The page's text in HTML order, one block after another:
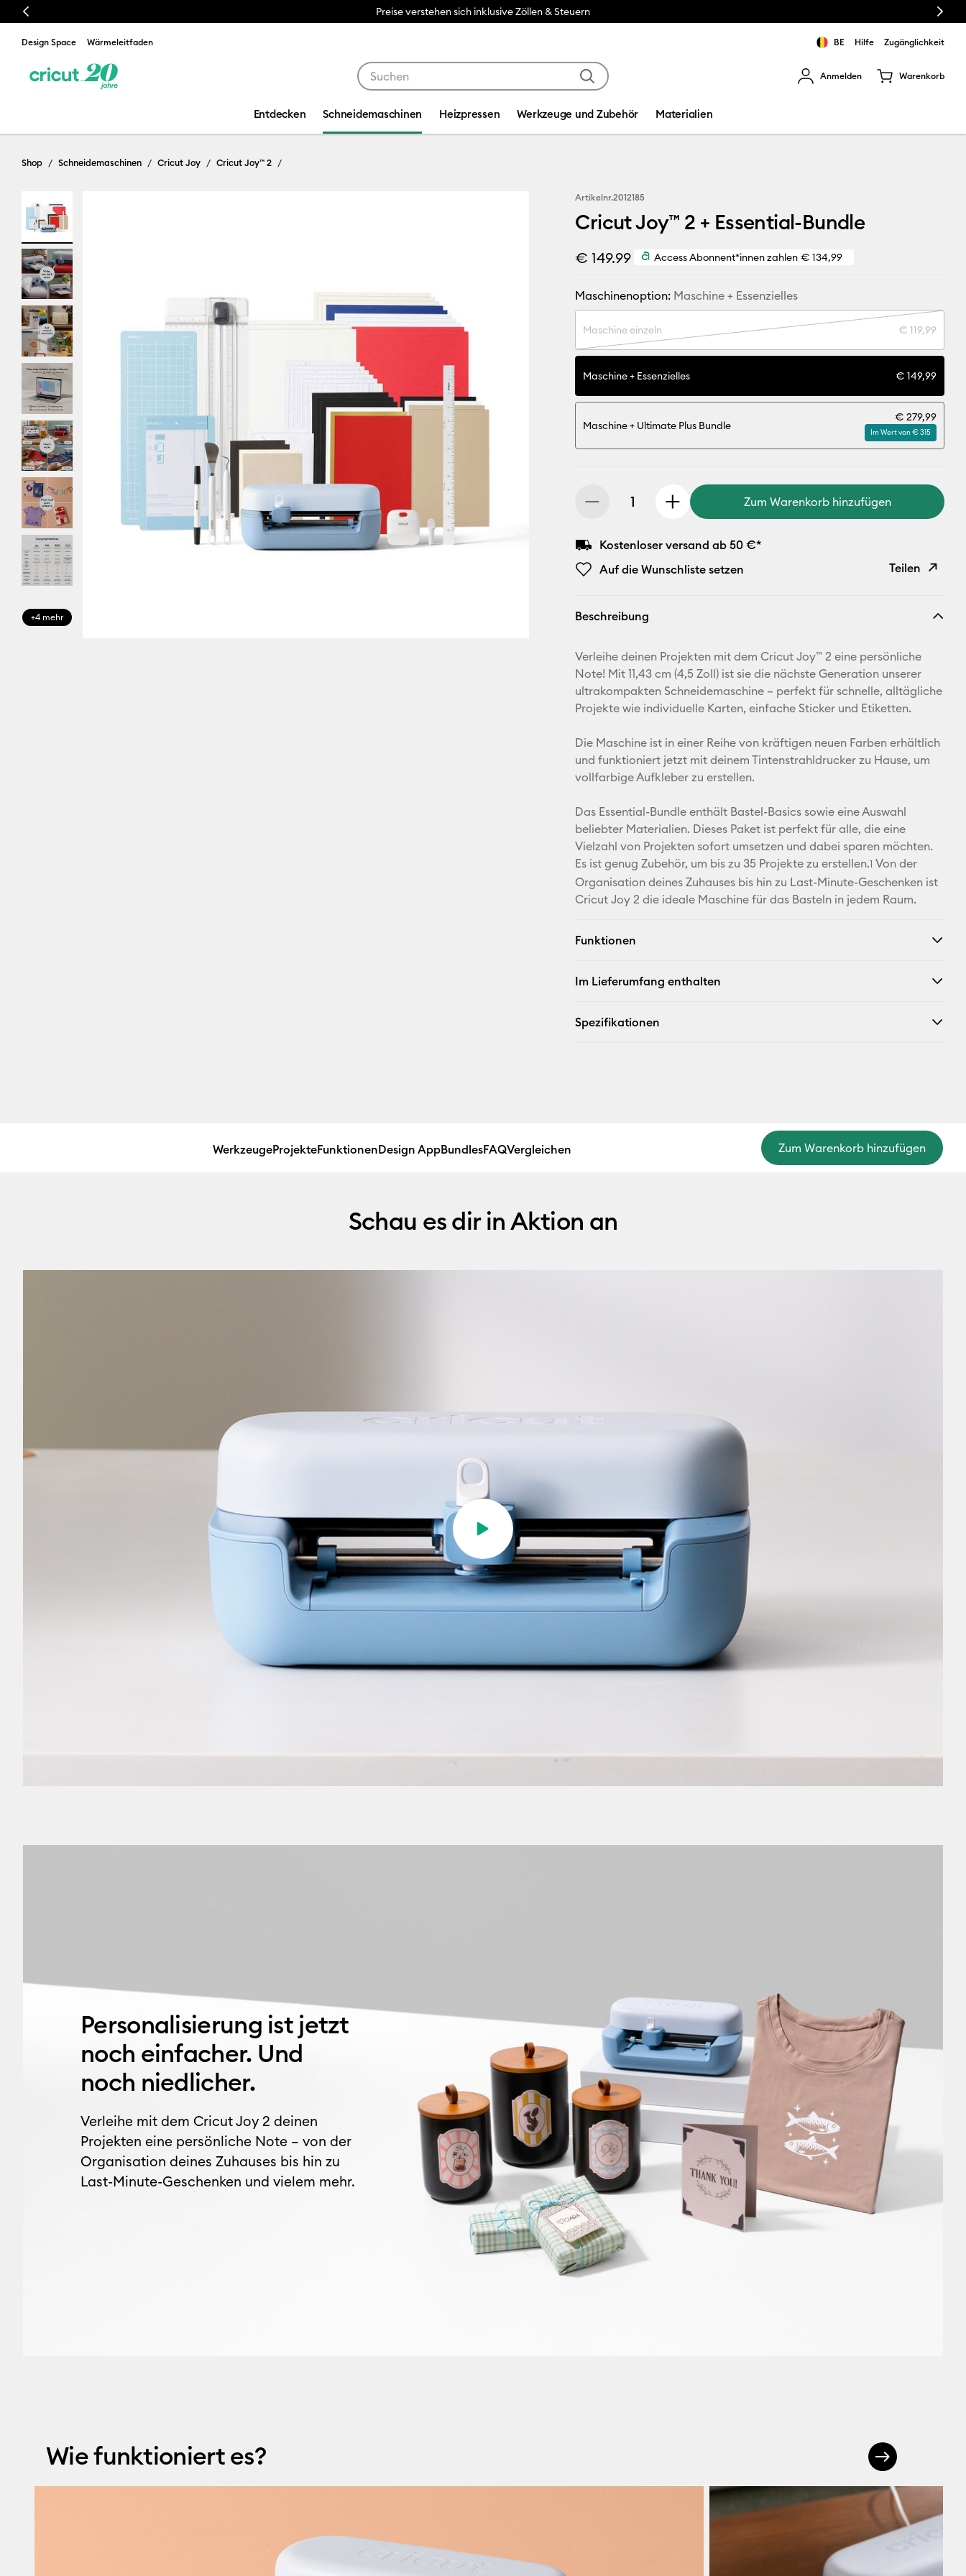
Previous Kostenloser Versand ab €50 Next
Design Space Wärmeleitfaden BE Hilfe Zugänglichkeit
Anmelden Warenkorb
Entdecken Schneidemaschinen Heizpressen Werkzeuge und Zubehör Materialien
Shop Schneidemaschinen Cricut Joy Cricut Joy™ 2
+4 mehr
Artikelnr.2012185
Cricut Joy™ 2 + Essential-Bundle
€ 149.99 Access Abonnent*innen zahlen € 134,99
Maschinenoption: Maschine + Essenzielles
Maschine einzeln € 119,99
Maschine + Essenzielles € 149,99
Maschine + Ultimate Plus Bundle
€ 279,99
Im Wert von € 315
Zum Warenkorb hinzufügen
Kostenloser versand ab 50 €*
Auf die Wunschliste setzen
Teilen
E-Mail-
Adresse
Pinterest
Facebook
Beschreibung
Verleihe deinen Projekten mit dem Cricut Joy™ 2 eine persönliche
Note! Mit 11,43 cm (4,5 Zoll) ist sie die nächste Generation unserer
ultrakompakten Schneidemaschine – perfekt für schnelle, alltägliche
Projekte wie individuelle Karten, einfache Sticker und Etiketten.
Die Maschine ist in einer Reihe von kräftigen neuen Farben erhältlich
und funktioniert jetzt mit deinem Tintenstrahldrucker zu Hause, um
vollfarbige Aufkleber zu erstellen.
Das Essential-Bundle enthält Bastel-Basics sowie eine Auswahl
beliebter Materialien. Dieses Paket ist perfekt für alle, die eine
Vielzahl von Projekten sofort umsetzen und dabei sparen möchten.
Es ist genug Zubehör, um bis zu 35 Projekte zu erstellen.1 Von der
Organisation deines Zuhauses bis hin zu Last-Minute-Geschenken ist
Cricut Joy 2 die ideale Maschine für das Basteln in jedem Raum.
Funktionen
Im Lieferumfang enthalten
Spezifikationen
WerkzeugeProjekteFunktionenDesign AppBundlesFAQVergleichen Zum Warenkorb hinzufügen
Schau es dir in Aktion an
Video abspielen
Personalisierung ist jetzt
noch einfacher. Und
noch niedlicher.
Verleihe mit dem Cricut Joy 2 deinen
Projekten eine persönliche Note – von der
Organisation deines Zuhauses bis hin zu
Last-Minute-Geschenken und vielem mehr.
Wie funktioniert es?